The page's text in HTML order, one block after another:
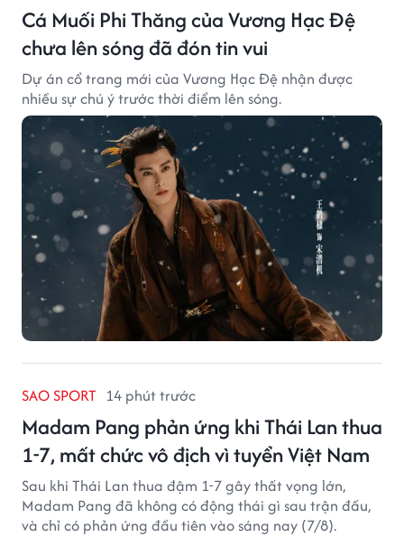
Cá Muối Phi Thăng của Vương Hạc Đệ
chưa lên sóng đã đón tin vui
Dự án cổ trang mới của Vương Hạc Đệ nhận được
nhiều sự chú ý trước thời điểm lên sóng.
SAO SPORT 14 phút trước
Madam Pang phản ứng khi Thái Lan thua
1-7, mất chức vô địch vì tuyển Việt Nam
Sau khi Thái Lan thua đậm 1-7 gây thất vọng lớn,
Madam Pang đã không có động thái gì sau trận đấu,
và chỉ có phản ứng đầu tiên vào sáng nay (7/8).